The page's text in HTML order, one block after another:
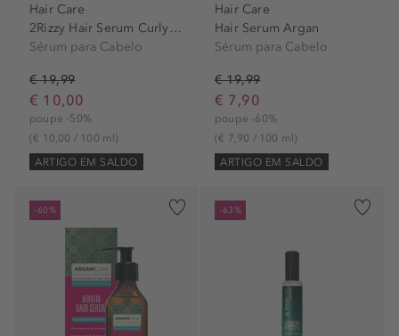
Hair Care
2Rizzy Hair Serum Curly Hair
Sérum para Cabelo
€ 19,99
€ 10,00
poupe -50%
(€ 10,00 / 100 ml)
ARTIGO EM SALDO
Hair Care
Hair Serum Argan
Sérum para Cabelo
€ 19,99
€ 7,90
poupe -60%
(€ 7,90 / 100 ml)
ARTIGO EM SALDO
-60% -63%